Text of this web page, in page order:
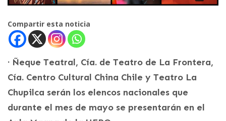
Compartir esta noticia
· Ñeque Teatral, Cía. de Teatro de La Frontera,
Cía. Centro Cultural China Chile y Teatro La
Chupilca serán los elencos nacionales que
durante el mes de mayo se presentarán en el